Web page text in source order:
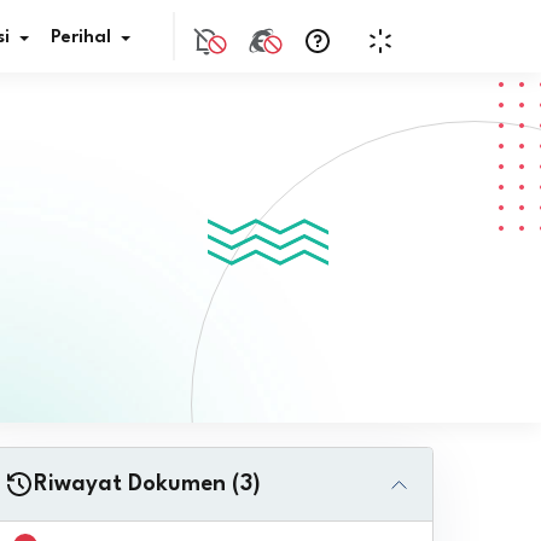
JDIH
Perihal
Riwayat Dokumen (3)